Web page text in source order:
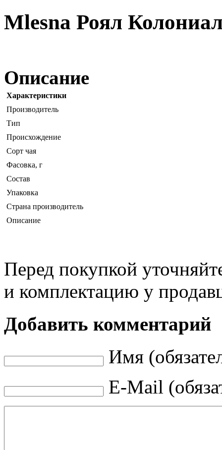
Mlesna Роял
Описание
Характеристики
Производитель
Тип
Происхождение
Сорт чая
Фасовка, г
Состав
Упаковка
Страна производитель
Описание
Перед покупкой
и комплектацию у
Добавить комментарий
Имя
E-Mail